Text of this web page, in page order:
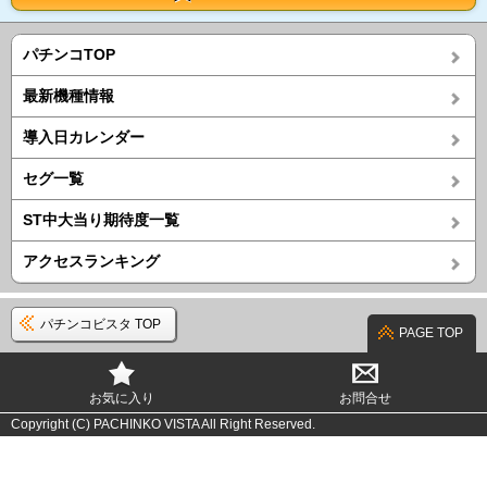
パチンコTOP
最新機種情報
導入日カレンダー
セグ一覧
ST中大当り期待度一覧
アクセスランキング
パチンコビスタ TOP
PAGE TOP
お気に入り
お問合せ
Copyright (C) PACHINKO VISTA All Right Reserved.